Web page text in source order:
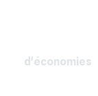
d'économies